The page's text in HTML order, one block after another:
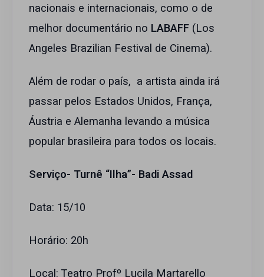
nacionais e internacionais, como o de
melhor documentário no LABAFF (Los
Angeles Brazilian Festival de Cinema).
Além de rodar o país, a artista ainda irá
passar pelos Estados Unidos, França,
Áustria e Alemanha levando a música
popular brasileira para todos os locais.
Serviço- Turnê “Ilha”- Badi Assad
Data: 15/10
Horário: 20h